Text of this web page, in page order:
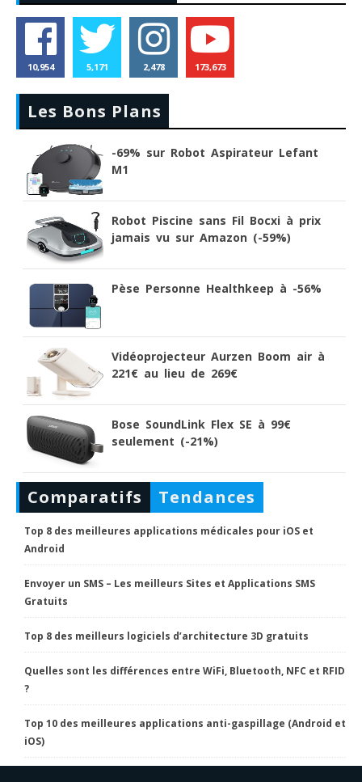
10,954 5,171 2,478 173,673
Les Bons Plans
-69% sur Robot Aspirateur Lefant
M1
Robot Piscine sans Fil Bocxi à prix
jamais vu sur Amazon (-59%)
Pèse Personne Healthkeep à -56%
Vidéoprojecteur Aurzen Boom air à
221€ au lieu de 269€
Bose SoundLink Flex SE à 99€
seulement (-21%)
Comparatifs Tendances
Top 8 des meilleures applications médicales pour iOS et
Android
Envoyer un SMS – Les meilleurs Sites et Applications SMS
Gratuits
Top 8 des meilleurs logiciels d’architecture 3D gratuits
Quelles sont les différences entre WiFi, Bluetooth, NFC et RFID
?
Top 10 des meilleures applications anti-gaspillage (Android et
iOS)